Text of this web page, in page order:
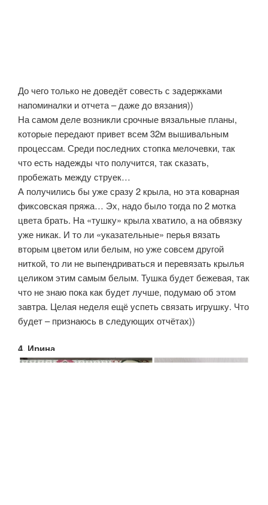
До чего только не доведёт совесть с задержками
напоминалки и отчета – даже до вязания))
На самом деле возникли срочные вязальные планы,
которые передают привет всем 32м вышивальным
процессам. Среди последних стопка мелочевки, так
что есть надежды что получится, так сказать,
пробежать между струек…
А получились бы уже сразу 2 крыла, но эта коварная
фиксовская пряжа… Эх, надо было тогда по 2 мотка
цвета брать. На «тушку» крыла хватило, а на обвязку
уже никак. И то ли «указательные» перья вязать
вторым цветом или белым, но уже совсем другой
ниткой, то ли не выпендриваться и перевязать крылья
целиком этим самым белым. Тушка будет бежевая, так
что не знаю пока как будет лучше, подумаю об этом
завтра. Целая неделя ещё успеть связать игрушку. Что
будет – признаюсь в следующих отчётах))
4. Ирина